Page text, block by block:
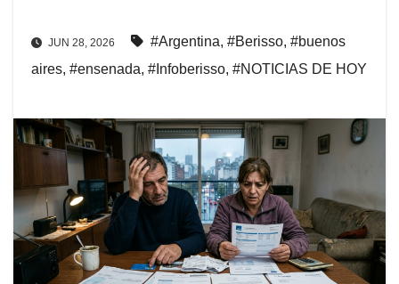
JUN 28, 2026 #Argentina, #Berisso, #buenos
aires, #ensenada, #Infoberisso, #NOTICIAS DE HOY